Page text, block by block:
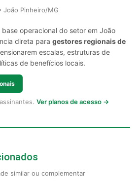
João Pinheiro/MG
operacional do setor em João
direta para gestores regionais de
escalas, estruturas de
de benefícios locais.
Ver planos de acesso →
similar ou complementar